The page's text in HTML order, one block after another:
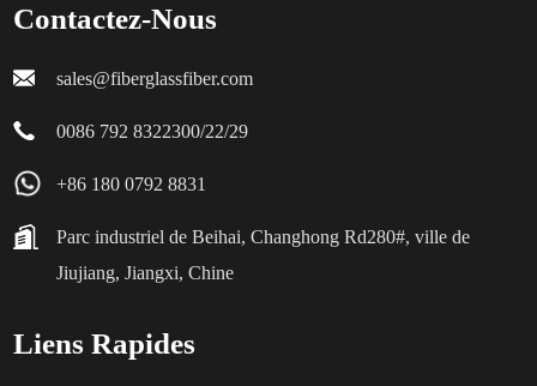
Contactez-Nous
sales@fiberglassfiber.com
0086 792 8322300/22/29
+86 180 0792 8831
Parc industriel de Beihai, Changhong Rd280#, ville de
Jiujiang, Jiangxi, Chine
Liens Rapides